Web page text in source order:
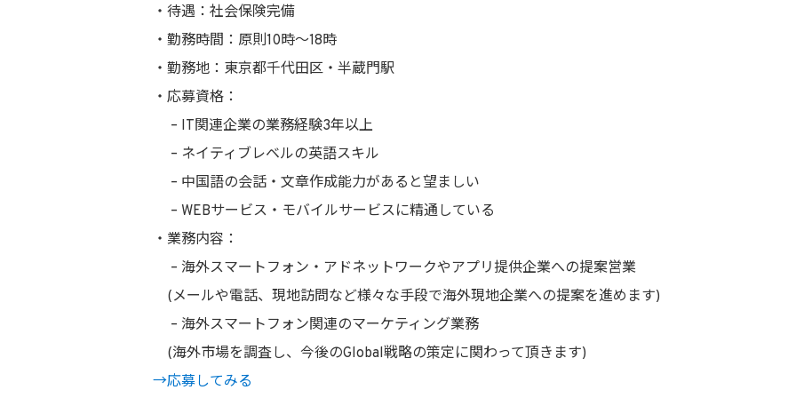
・待遇：社会保険完備
・勤務時間：原則10時〜18時
・勤務地：東京都千代田区・半蔵門駅
・応募資格：
– IT関連企業の業務経験3年以上
– ネイティブレベルの英語スキル
– 中国語の会話・文章作成能力があると望ましい
– WEBサービス・モバイルサービスに精通している
・業務内容：
– 海外スマートフォン・アドネットワークやアプリ提供企業への提案営業
(メールや電話、現地訪問など様々な手段で海外現地企業への提案を進めます)
– 海外スマートフォン関連のマーケティング業務
(海外市場を調査し、今後のGlobal戦略の策定に関わって頂きます)
→応募してみる